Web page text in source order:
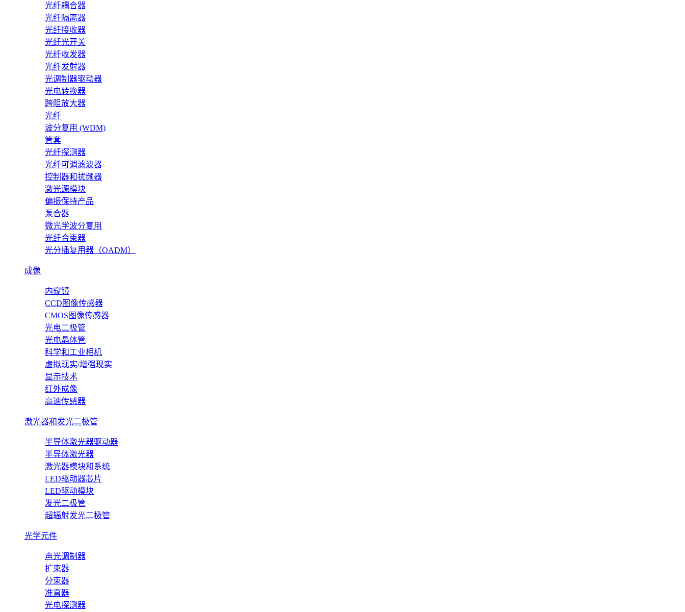
光纤耦合器
光纤隔离器
光纤接收器
光纤光开关
光纤收发器
光纤发射器
光调制器驱动器
光电转换器
跨阻放大器
光纤
波分复用 (WDM)
管套
光纤探测器
光纤可调滤波器
控制器和扰频器
激光源模块
偏振保持产品
泵合器
微光学波分复用
光纤合束器
光分插复用器（OADM）
成像
内窥镜
CCD图像传感器
CMOS图像传感器
光电二极管
光电晶体管
科学和工业相机
虚拟现实/增强现实
显示技术
红外成像
高速传感器
激光器和发光二极管
半导体激光器驱动器
半导体激光器
激光器模块和系统
LED驱动器芯片
LED驱动模块
发光二极管
超辐射发光二极管
光学元件
声光调制器
扩束器
分束器
准直器
光电探测器